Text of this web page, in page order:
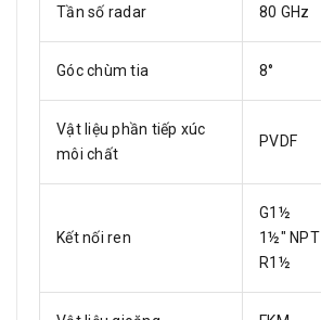
Tần số radar 80 GHz
Góc chùm tia 8°
Vật liệu phần tiếp xúc
môi chất
PVDF
Kết nối ren
G1½
1½" NPT
R1½